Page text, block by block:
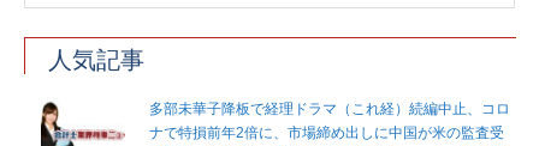
人気記事
多部未華子降板で経理ドラマ（これ経）続編中止、コロ
ナで特損前年2倍に、市場締め出しに中国が米の監査受